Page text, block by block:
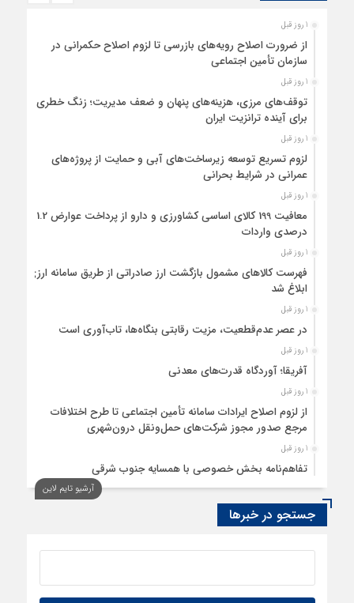
1 روز قبل
از ضرورت اصلاح رویه‌های بازرسی تا لزوم اصلاح حکمرانی در
سازمان تأمین اجتماعی
1 روز قبل
توقف‌های مرزی، هزینه‌های پنهان و ضعف مدیریت؛ زنگ خطری
برای آینده ترانزیت ایران
1 روز قبل
لزوم تسریع توسعه زیرساخت‌های آبی و حمایت از پروژه‌های
عمرانی در شرایط بحرانی
1 روز قبل
معافیت 199 کالای اساسی کشاورزی و دارو از پرداخت عوارض 1.2
درصدی واردات
1 روز قبل
فهرست کالاهای مشمول بازگشت ارز صادراتی از طریق سامانه ارزی
ابلاغ شد
1 روز قبل
در عصر عدم‌قطعیت، مزیت رقابتی بنگاه‌ها، تاب‌آوری است
1 روز قبل
آفریقا؛ آوردگاه قدرت‌های معدنی
1 روز قبل
از لزوم اصلاح ایرادات سامانه تأمین اجتماعی تا طرح اختلافات
مرجع صدور مجوز شرکت‌های حمل‌ونقل درون‌شهری
1 روز قبل
تفاهم‌نامه بخش خصوصی با همسایه جنوب شرقی
1 روز قبل
سود اقتصاد‌ها از هوش مصنوعی
آرشیو تایم لاین
جستجو در خبرها